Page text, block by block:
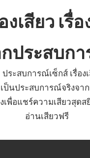
งเสียว เรื่
กประสบก
ประสบการณ์เซ็กส์ เรื่อ
ป็นประสบการณ์จริงจา
เพื่อแชร์ความเสียวสุด
อ่านเสียวฟรี